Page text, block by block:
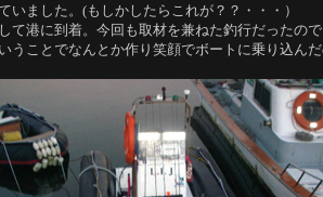
いました。(もしかしたらこれが？？・・・）
て港に到着。今回も取材を兼ねた釣行だったの
うことでなんとか作り笑顔でボートに乗り込ん